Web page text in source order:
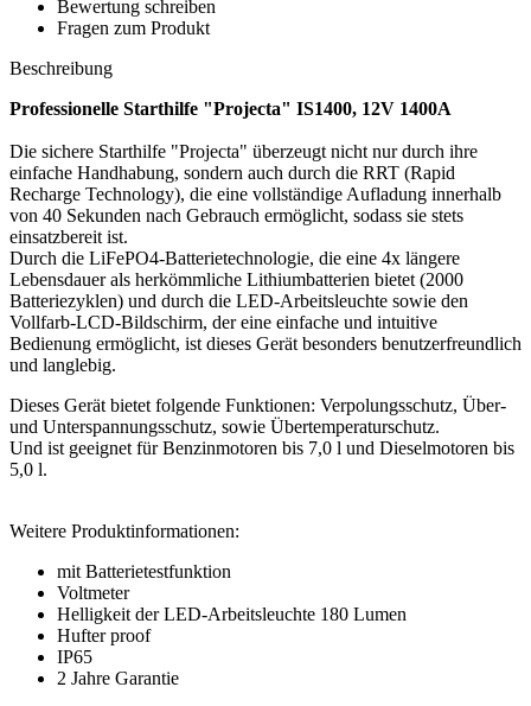
Bewertung schreiben
Fragen zum Produkt
Beschreibung
Professionelle Starthilfe "Projecta" IS1400, 12V 1400A
Die sichere Starthilfe "Projecta" überzeugt nicht nur durch ihre
einfache Handhabung, sondern auch durch die RRT (Rapid
Recharge Technology), die eine vollständige Aufladung innerhalb
von 40 Sekunden nach Gebrauch ermöglicht, sodass sie stets
einsatzbereit ist.
Durch die LiFePO4-Batterietechnologie, die eine 4x längere
Lebensdauer als herkömmliche Lithiumbatterien bietet (2000
Batteriezyklen) und durch die LED-Arbeitsleuchte sowie den
Vollfarb-LCD-Bildschirm, der eine einfache und intuitive
Bedienung ermöglicht, ist dieses Gerät besonders benutzerfreundlich
und langlebig.
Dieses Gerät bietet folgende Funktionen: Verpolungsschutz, Über-
und Unterspannungsschutz, sowie Übertemperaturschutz.
Und ist geeignet für Benzinmotoren bis 7,0 l und Dieselmotoren bis
5,0 l.
Weitere Produktinformationen:
mit Batterietestfunktion
Voltmeter
Helligkeit der LED-Arbeitsleuchte 180 Lumen
Hufter proof
IP65
2 Jahre Garantie